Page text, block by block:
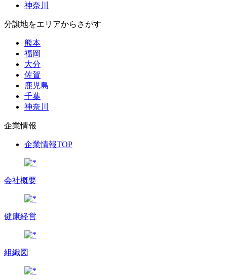
神奈川
分譲地をエリアからさがす
熊本
福岡
大分
佐賀
鹿児島
千葉
神奈川
企業情報
企業情報TOP
会社概要
健康経営
組織図